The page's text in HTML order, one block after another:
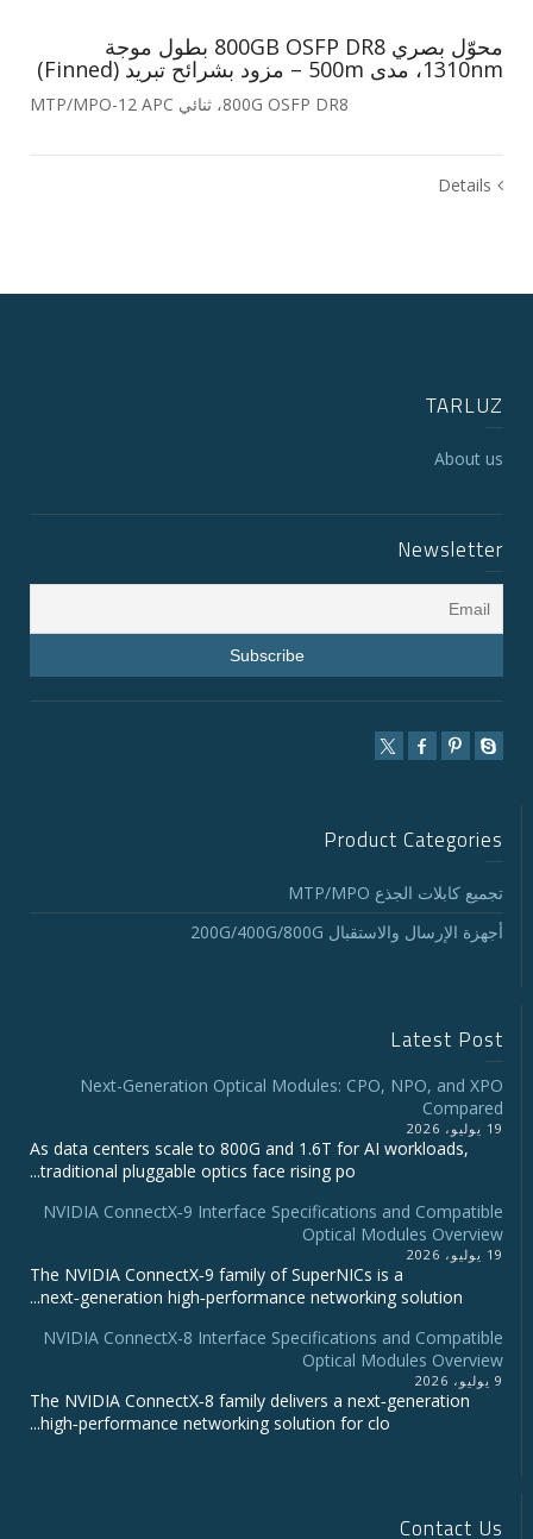
محوّل بصري 800GB OSFP DR8 بطول موجة
1310nm، مدى 500m – مزود بشرائح تبريد (Finned)
800G OSFP DR8، ثنائي MTP/MPO-12 APC
Details
TARLUZ
About us
Newsletter
Product Categories
تجميع كابلات الجذع MTP/MPO
أجهزة الإرسال والاستقبال 200G/400G/800G
Latest Post
Next-Generation Optical Modules: CPO, NPO, and XPO
Compared
19 يوليو، 2026
As data centers scale to 800G and 1.6T for AI workloads,
traditional pluggable optics face rising po...
NVIDIA ConnectX‑9 Interface Specifications and Compatible
Optical Modules Overview
19 يوليو، 2026
The NVIDIA ConnectX‑9 family of SuperNICs is a
next‑generation high‑performance networking solution...
NVIDIA ConnectX-8 Interface Specifications and Compatible
Optical Modules Overview
9 يوليو، 2026
The NVIDIA ConnectX‑8 family delivers a next‑generation
high‑performance networking solution for clo...
Contact Us